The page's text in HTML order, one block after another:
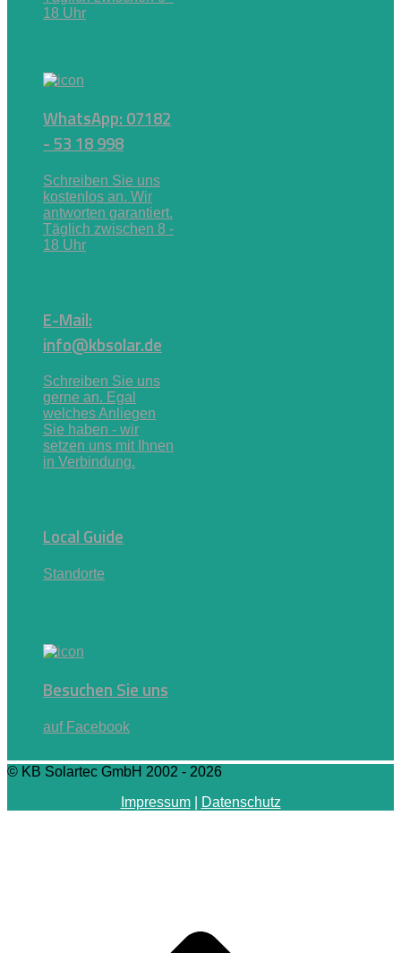
18 Uhr
WhatsApp: 07182
- 53 18 998
Schreiben Sie uns
kostenlos an. Wir
antworten garantiert.
Täglich zwischen 8 -
18 Uhr
E-Mail:
info@kbsolar.de
Schreiben Sie uns
gerne an. Egal
welches Anliegen
Sie haben - wir
setzen uns mit Ihnen
in Verbindung.
Local Guide
Standorte
Besuchen Sie uns
auf Facebook
© KB Solartec GmbH 2002 - 2026
Impressum| Datenschutz